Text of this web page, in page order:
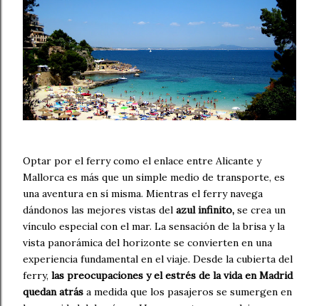
Optar por el ferry como el enlace entre Alicante y
Mallorca es más que un simple medio de transporte, es
una aventura en sí misma. Mientras el ferry navega
dándonos las mejores vistas del azul infinito, se crea un
vínculo especial con el mar. La sensación de la brisa y la
vista panorámica del horizonte se convierten en una
experiencia fundamental en el viaje. Desde la cubierta del
ferry, las preocupaciones y el estrés de la vida en Madrid
quedan atrás a medida que los pasajeros se sumergen en